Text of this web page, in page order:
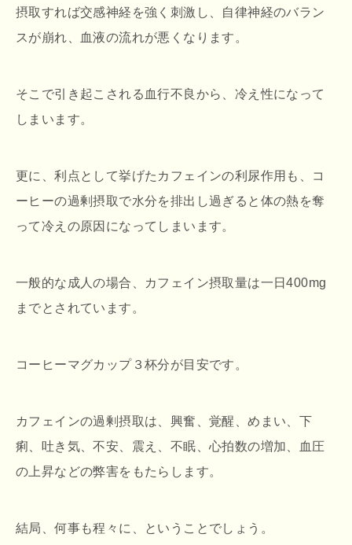
摂取すれば交感神経を強く刺激し、自律神経のバラン
スが崩れ、血液の流れが悪くなります。
そこで引き起こされる血行不良から、冷え性になって
しまいます。
更に、利点として挙げたカフェインの利尿作用も、コ
ーヒーの過剰摂取で水分を排出し過ぎると体の熱を奪
って冷えの原因になってしまいます。
一般的な成人の場合、カフェイン摂取量は一日400mg
までとされています。
コーヒーマグカップ３杯分が目安です。
カフェインの過剰摂取は、興奮、覚醒、めまい、下
痢、吐き気、不安、震え、不眠、心拍数の増加、血圧
の上昇などの弊害をもたらします。
結局、何事も程々に、ということでしょう。